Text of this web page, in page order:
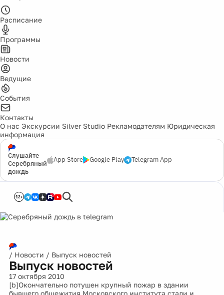
Расписание
Программы
Новости
Ведущие
События
Контакты
О нас Экскурсии Silver Studio Рекламодателям Юридическая
информация
Слушайте
Серебряный
дождь
App Store Google Play Telegram App
12+
/ Новости / Выпуск новостей
Выпуск новостей
17 октября 2010
[b]Окончательно потушен крупный пожар в здании